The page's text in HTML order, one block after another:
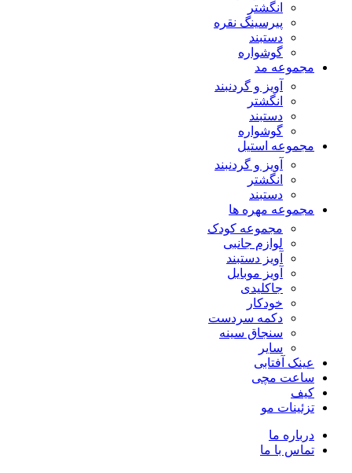
انگشتر
پیرسینگ نقره
دستبند
گوشواره
مجموعه مد
آویز و گردنبند
انگشتر
دستبند
گوشواره
مجموعه استیل
آویز و گردنبند
انگشتر
دستبند
مجموعه مهره ها
مجموعه کودک
لوازم جانبی
آویز دستبند
آویز موبایل
جاکلیدی
خودکار
دکمه سردست
سنجاق سینه
سایر
عینک آفتابی
ساعت مچی
کیف
تزئینات مو
درباره ما
تماس با ما